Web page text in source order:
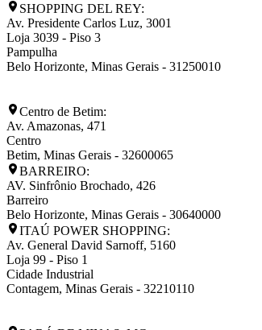
SHOPPING DEL REY:
Av. Presidente Carlos Luz, 3001
Loja 3039 - Piso 3
Pampulha
Belo Horizonte, Minas Gerais - 31250010
Centro de Betim:
Av. Amazonas, 471
Centro
Betim, Minas Gerais - 32600065
BARREIRO:
AV. Sinfrônio Brochado, 426
Barreiro
Belo Horizonte, Minas Gerais - 30640000
ITAÚ POWER SHOPPING:
Av. General David Sarnoff, 5160
Loja 99 - Piso 1
Cidade Industrial
Contagem, Minas Gerais - 32210110